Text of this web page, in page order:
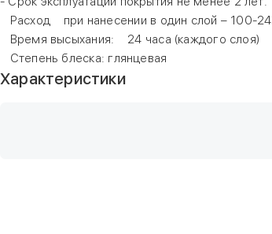
Расход при нанесении в один слой – 100-
Время высыхания: 24 часа (каждого слоя)
Степень блеска: глянцевая
Характеристики